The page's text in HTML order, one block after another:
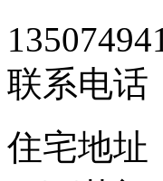
联系电话
住宅地址